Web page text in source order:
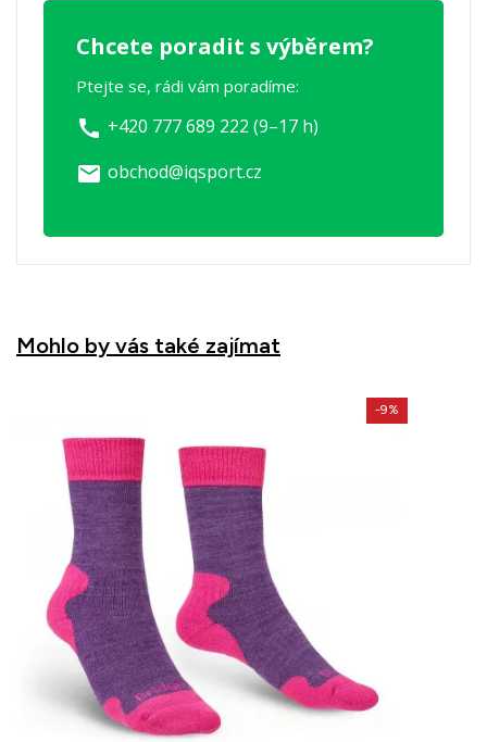
Chcete poradit s výběrem?
Ptejte se, rádi vám poradíme:
call +420 777 689 222 (9–17 h)
email obchod@iqsport.cz
Mohlo by vás také zajímat
-9%